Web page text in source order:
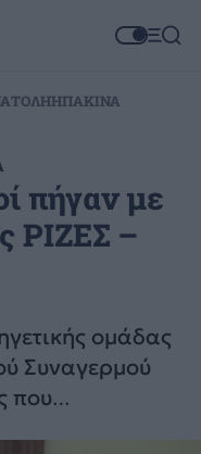
ΗΠΑΚΙΝΑ
πήγαν με
ΡΙΖΕΣ –
ομάδας
Συναγερμού
που
του